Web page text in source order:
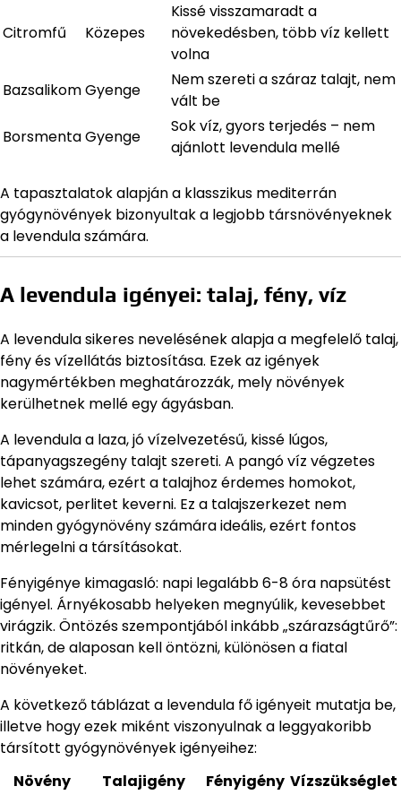
Citromfű Közepes
Kissé visszamaradt a
növekedésben, több víz kellett
volna
BazsalikomGyenge
Nem szereti a száraz talajt, nem
vált be
BorsmentaGyenge
Sok víz, gyors terjedés – nem
ajánlott levendula mellé
A tapasztalatok alapján a klasszikus mediterrán
gyógynövények bizonyultak a legjobb társnövényeknek
a levendula számára.
A levendula igényei: talaj, fény, víz
A levendula sikeres nevelésének alapja a megfelelő talaj,
fény és vízellátás biztosítása. Ezek az igények
nagymértékben meghatározzák, mely növények
kerülhetnek mellé egy ágyásban.
A levendula a laza, jó vízelvezetésű, kissé lúgos,
tápanyagszegény talajt szereti. A pangó víz végzetes
lehet számára, ezért a talajhoz érdemes homokot,
kavicsot, perlitet keverni. Ez a talajszerkezet nem
minden gyógynövény számára ideális, ezért fontos
mérlegelni a társításokat.
Fényigénye kimagasló: napi legalább 6-8 óra napsütést
igényel. Árnyékosabb helyeken megnyúlik, kevesebbet
virágzik. Öntözés szempontjából inkább „szárazságtűrő”:
ritkán, de alaposan kell öntözni, különösen a fiatal
növényeket.
A következő táblázat a levendula fő igényeit mutatja be,
illetve hogy ezek miként viszonyulnak a leggyakoribb
társított gyógynövények igényeihez:
Növény
Talajigény Fényigény Vízszükséglet